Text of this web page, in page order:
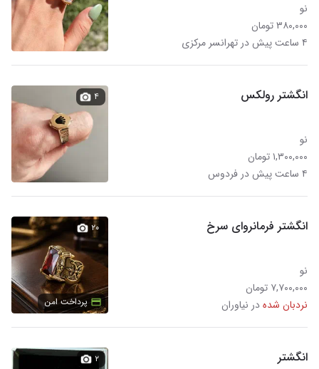
نو
۳۸۰,۰۰۰ تومان
۴ ساعت پیش در تهرانسر مرکزی
انگشتر رولکس
نو
۱,۳۰۰,۰۰۰ تومان
۴ ساعت پیش در فردوس
۴
انگشتر فرمانروای سرخ
نو
۷,۷۰۰,۰۰۰ تومان
نردبان شدهدر نیاوران
۲۰
پرداخت امن
انگشتر ۲